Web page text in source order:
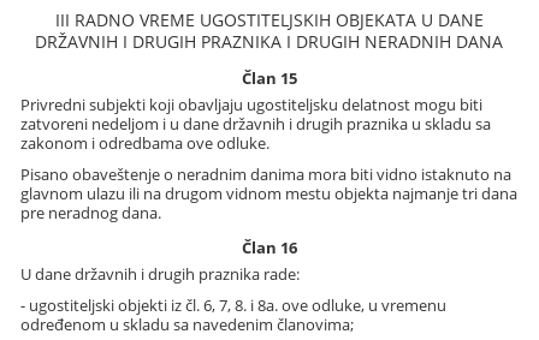
III RADNO VREME UGOSTITELJSKIH OBJEKATA U DANE
DRŽAVNIH I DRUGIH PRAZNIKA I DRUGIH NERADNIH DANA
Član 15
Privredni subjekti koji obavljaju ugostiteljsku delatnost mogu biti
zatvoreni nedeljom i u dane državnih i drugih praznika u skladu sa
zakonom i odredbama ove odluke.
Pisano obaveštenje o neradnim danima mora biti vidno istaknuto na
glavnom ulazu ili na drugom vidnom mestu objekta najmanje tri dana
pre neradnog dana.
Član 16
U dane državnih i drugih praznika rade:
- ugostiteljski objekti iz čl. 6, 7, 8. i 8a. ove odluke, u vremenu
određenom u skladu sa navedenim članovima;